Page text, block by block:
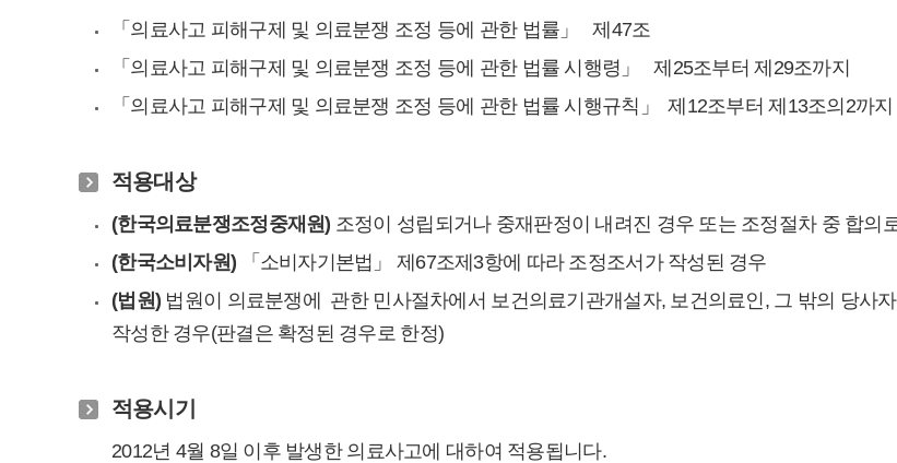
「의료사고 피해구제 및 의료분쟁 조정 등에 관한 법률」 제47조
「의료사고 피해구제 및 의료분쟁 조정 등에 관한 법률 시행령」 제25조부터 제29조까지
「의료사고 피해구제 및 의료분쟁 조정 등에 관한 법률 시행규칙」 제12조부터 제13조의2까지
적용대상
(한국의료분쟁조정중재원) 조정이 성립되거나 중재판정이 내려진 경우 또는 조정절차 중 합의
(한국소비자원) 「소비자기본법」 제67조제3항에 따라 조정조서가 작성된 경우
(법원) 법원이 의료분쟁에 관한 민사절차에서 보건의료기관개설자, 보건의료인, 그 밖의 당사
작성한 경우(판결은 확정된 경우로 한정)
적용시기
2012년 4월 8일 이후 발생한 의료사고에 대하여 적용됩니다.